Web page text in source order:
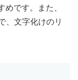
めです。また、
、文字化けのリ